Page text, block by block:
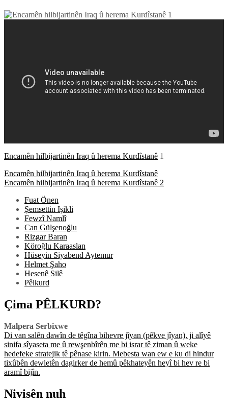
Encamên hilbijartinên Iraq û herema Kurdîstanê 1
Post
navigation
Encamên hilbijartinên Iraq û herema Kurdîstanê
Encamên hilbijartinên Iraq û herema Kurdîstanê 2
Fuat Önen
Şemsettin Işikli
Fewzî Namlî
Can Gülşenoğlu
Rizgar Baran
Köroğlu Karaaslan
Hüseyin Siyabend Aytemur
Helmet Şaho
Hesenê Silê
Pêlkurd
Çima PÊLKURD?
Malpera Serbixwe
Di van salên dawîn de têgîna bihevre jîyan (pêkve jîyan), ji alîyê
sinifa sîyaseta me û rewşenbîrên me bi israr tê ziman û weke
hedefeke stratejik tê pênase kirin. Mebesta wan ew e ku di hindur
tixûbên dewletên dagirker de hemû pêkhateyên heyî bi hev re bi
aramî bijîn.
Nivisên nuh